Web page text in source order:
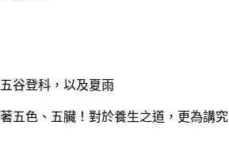
谷登科，以及夏雨
五色、五臟！對於養生之道，更為講究